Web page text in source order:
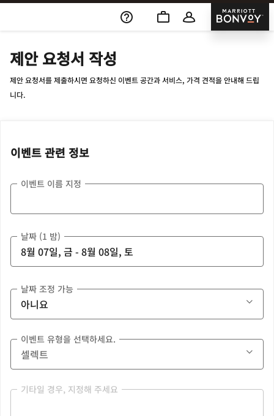
Skip To Content
Marriott
제안 요청서 작성
제안 요청서를 제출하시면 요청하신 이벤트 공간과 서비스, 가격 견적을 안내해 드립
니다.
이벤트 관련 정보
이벤트 이름 지정
날짜 (1 밤)
날짜 조정 가능
이벤트 유형을 선택하세요.
기타일 경우, 지정해 주세요